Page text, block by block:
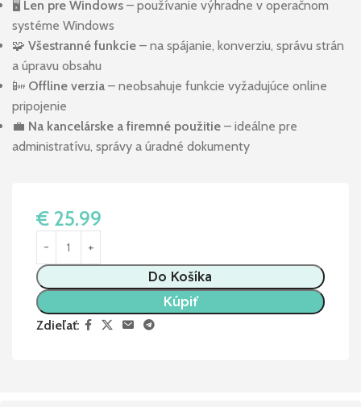
🖥️ Len pre Windows – používanie výhradne v operačnom
systéme Windows
🧩 Všestranné funkcie – na spájanie, konverziu, správu strán
a úpravu obsahu
📴 Offline verzia – neobsahuje funkcie vyžadujúce online
pripojenie
💼 Na kancelárske a firemné použitie – ideálne pre
administratívu, správy a úradné dokumenty
€ 25.99
Do Košíka
Kúpiť
Zdieľať: